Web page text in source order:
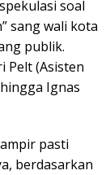
soal
sang wali kota
publik.
Pelt (Asisten
Ignas
pasti
berdasarkan